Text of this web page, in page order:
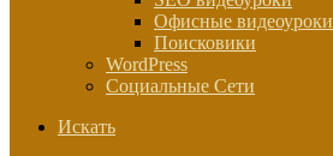
Офисные видеоуроки
Поисковики
WordPress
Социальные Сети
Искать